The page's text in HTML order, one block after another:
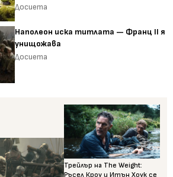
Досиета
Наполеон иска титлата — Франц II я
унищожава
Досиета
Трейлър на The Weight:
Ръсел Кроу и Итън Хоук се